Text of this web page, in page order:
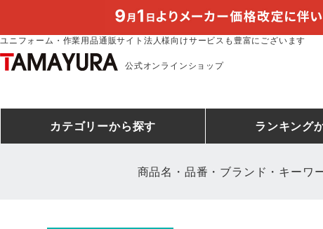
ユニフォーム・作業用品通販サイト法人様向けサービスも豊富にございます
公式オンラインショップ
カテゴリーから探す ランキング
商品名・品番・ブランド・キーワ